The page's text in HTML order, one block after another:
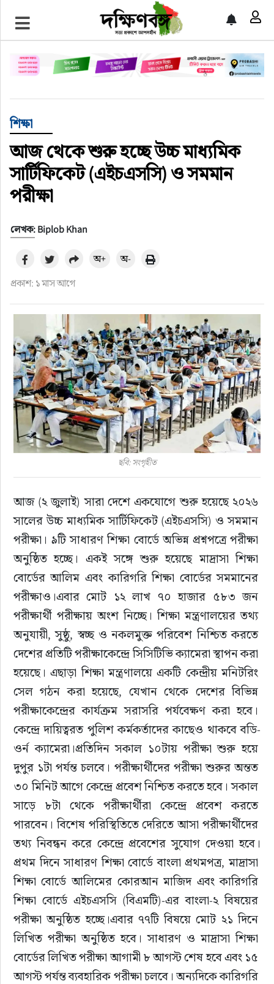
প্রচ্ছদ
জাতীয়
আন্তর্জাতিক
রাজনীতি
অর্থনীতি
খেলাধুলা
চাকরি
বিনোদন
জীবনযাপন
অপরাধ
প্রবাস
প্রযুক্তি
ভিডিও
শিক্ষা
আজ থেকে শুরু হচ্ছে উচ্চ মাধ্যমিক
সার্টিফিকেট (এইচএসসি) ও সমমান
পরীক্ষা
লেখক: Biplob Khan
প্রকাশ: ১ মাস আগে
অ+ অ-
ছবি: সংগৃহীত
আজ (২ জুলাই) সারা দেশে একযোগে শুরু হয়েছে ২০২৬
সালের উচ্চ মাধ্যমিক সার্টিফিকেট (এইচএসসি) ও সমমান
পরীক্ষা। ৯টি সাধারণ শিক্ষা বোর্ডে অভিন্ন প্রশ্নপত্রে পরীক্ষা
অনুষ্ঠিত হচ্ছে। একই সঙ্গে শুরু হয়েছে মাদ্রাসা শিক্ষা
বোর্ডের আলিম এবং কারিগরি শিক্ষা বোর্ডের সমমানের
পরীক্ষাও।এবার মোট ১২ লাখ ৭০ হাজার ৫৮৩ জন
পরীক্ষার্থী পরীক্ষায় অংশ নিচ্ছে। শিক্ষা মন্ত্রণালয়ের তথ্য
অনুযায়ী, সুষ্ঠু, স্বচ্ছ ও নকলমুক্ত পরিবেশ নিশ্চিত করতে
দেশের প্রতিটি পরীক্ষাকেন্দ্রে সিসিটিভি ক্যামেরা স্থাপন করা
হয়েছে। এছাড়া শিক্ষা মন্ত্রণালয়ে একটি কেন্দ্রীয় মনিটরিং
সেল গঠন করা হয়েছে, যেখান থেকে দেশের বিভিন্ন
পরীক্ষাকেন্দ্রের কার্যক্রম সরাসরি পর্যবেক্ষণ করা হবে।
কেন্দ্রে দায়িত্বরত পুলিশ কর্মকর্তাদের কাছেও থাকবে বডি-
ওর্ন ক্যামেরা।প্রতিদিন সকাল ১০টায় পরীক্ষা শুরু হয়ে
দুপুর ১টা পর্যন্ত চলবে। পরীক্ষার্থীদের পরীক্ষা শুরুর অন্তত
৩০ মিনিট আগে কেন্দ্রে প্রবেশ নিশ্চিত করতে হবে। সকাল
সাড়ে ৮টা থেকে পরীক্ষার্থীরা কেন্দ্রে প্রবেশ করতে
পারবেন। বিশেষ পরিস্থিতিতে দেরিতে আসা পরীক্ষার্থীদের
তথ্য নিবন্ধন করে কেন্দ্রে প্রবেশের সুযোগ দেওয়া হবে।
প্রথম দিনে সাধারণ শিক্ষা বোর্ডে বাংলা প্রথমপত্র, মাদ্রাসা
শিক্ষা বোর্ডে আলিমের কোরআন মাজিদ এবং কারিগরি
শিক্ষা বোর্ডে এইচএসসি (বিএমটি)-এর বাংলা-২ বিষয়ের
পরীক্ষা অনুষ্ঠিত হচ্ছে।এবার ৭৭টি বিষয়ে মোট ২১ দিনে
লিখিত পরীক্ষা অনুষ্ঠিত হবে। সাধারণ ও মাদ্রাসা শিক্ষা
বোর্ডের লিখিত পরীক্ষা আগামী ৮ আগস্ট শেষ হবে এবং ১৫
আগস্ট পর্যন্ত ব্যবহারিক পরীক্ষা চলবে। অন্যদিকে কারিগরি